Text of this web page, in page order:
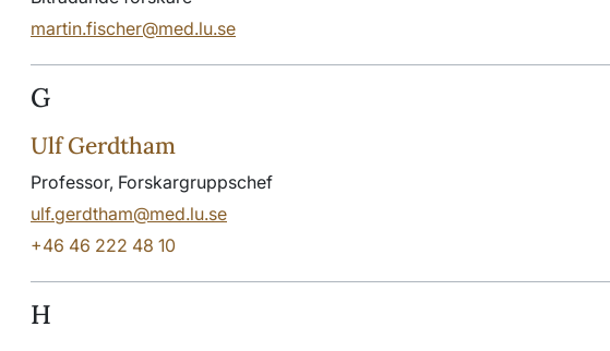
martin.fischer@med.lu.se
G
Ulf Gerdtham
Professor, Forskargruppschef
ulf.gerdtham@med.lu.se
+46 46 222 48 10
H